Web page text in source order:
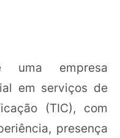
empresa
em serviços de
(TIC), com
presença